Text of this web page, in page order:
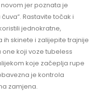
jer poznata je
Rastavite točak i
jednokratne,
skinete i zalijepite trajnije
koji voze tubeless
koje začeplja rupe
je kontrola
zamjena.